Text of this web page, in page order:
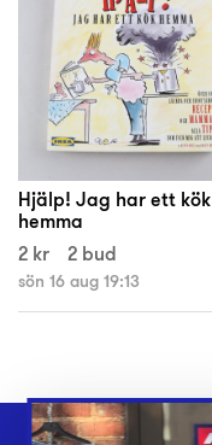
Hjälp! Jag har ett kök
hemma
2 kr
2 bud
sön 16 aug 19:13